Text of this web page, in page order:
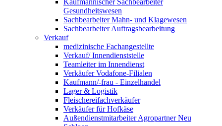
Gesundheitswesen
Sachbearbeiter Mahn- und Klagewesen
Sachbearbeiter Auftragsbearbeitung
Verkauf
medizinische Fachangestellte
Verkauf/ Innendienststelle
Teamleiter im Innendienst
Verkäufer Vodafone-Filialen
Kaufmann/-frau - Einzelhandel
Lager & Logistik
Fleischereifachverkäufer
Verkäufer für Hofkäse
Außendienstmitarbeiter Agropartner Neu